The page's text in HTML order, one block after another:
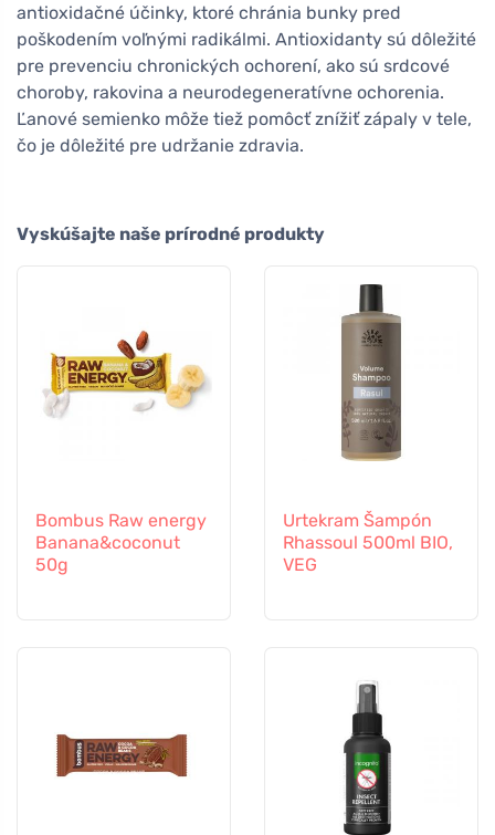
antioxidačné účinky, ktoré chránia bunky pred
poškodením voľnými radikálmi. Antioxidanty sú dôležité
pre prevenciu chronických ochorení, ako sú srdcové
choroby, rakovina a neurodegeneratívne ochorenia.
Ľanové semienko môže tiež pomôcť znížiť zápaly v tele,
čo je dôležité pre udržanie zdravia.
Vyskúšajte naše prírodné produkty
Bombus Raw energy
Banana&coconut
50g
Urtekram Šampón
Rhassoul 500ml BIO,
VEG